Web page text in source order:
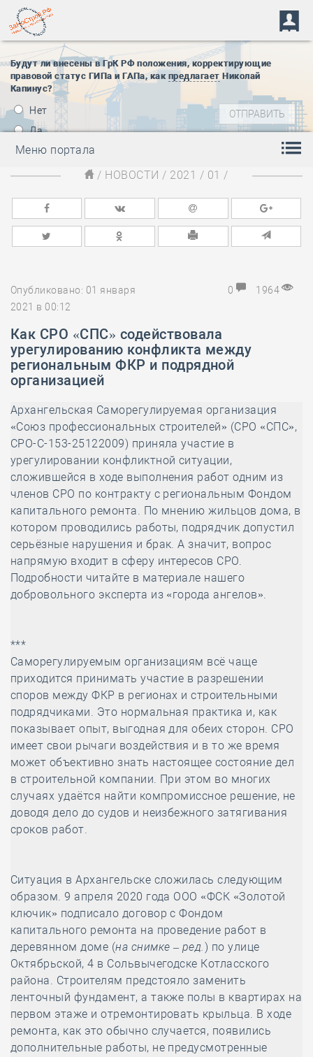
Будут ли внесены в ГрК РФ положения, корректирующие
правовой статус ГИПа и ГАПа, как предлагает Николай
Капинус?
Нет
Да
Меню портала
/ НОВОСТИ / 2021 / 01 /
Опубликовано: 01 января
2021 в 00:12
0 1964
Как СРО «СПС» содействовала
урегулированию конфликта между
региональным ФКР и подрядной
организацией
Архангельская Саморегулируемая организация
«Союз профессиональных строителей» (СРО «СПС»,
СРО-С-153-25122009) приняла участие в
урегулировании конфликтной ситуации,
сложившейся в ходе выполнения работ одним из
членов СРО по контракту с региональным Фондом
капитального ремонта. По мнению жильцов дома, в
котором проводились работы, подрядчик допустил
серьёзные нарушения и брак. А значит, вопрос
напрямую входит в сферу интересов СРО.
Подробности читайте в материале нашего
добровольного эксперта из «города ангелов».
***
Саморегулируемым организациям всё чаще
приходится принимать участие в разрешении
споров между ФКР в регионах и строительными
подрядчиками. Это нормальная практика и, как
показывает опыт, выгодная для обеих сторон. СРО
имеет свои рычаги воздействия и в то же время
может объективно знать настоящее состояние дел
в строительной компании. При этом во многих
случаях удаётся найти компромиссное решение, не
доводя дело до судов и неизбежного затягивания
сроков работ.
Ситуация в Архангельске сложилась следующим
образом. 9 апреля 2020 года ООО «ФСК «Золотой
ключик» подписало договор с Фондом
капитального ремонта на проведение работ в
деревянном доме (на снимке – ред.) по улице
Октябрьской, 4 в Сольвычегодске Котласского
района. Строителям предстояло заменить
ленточный фундамент, а также полы в квартирах на
первом этаже и отремонтировать крыльца. В ходе
ремонта, как это обычно случается, появились
дополнительные работы, не предусмотренные